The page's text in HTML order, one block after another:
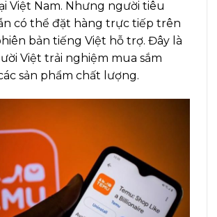
Việt Nam. Nhưng người tiêu
có thể đặt hàng trực tiếp trên
bản tiếng Việt hỗ trợ. Đây là
Việt trải nghiệm mua sắm
sản phẩm chất lượng.